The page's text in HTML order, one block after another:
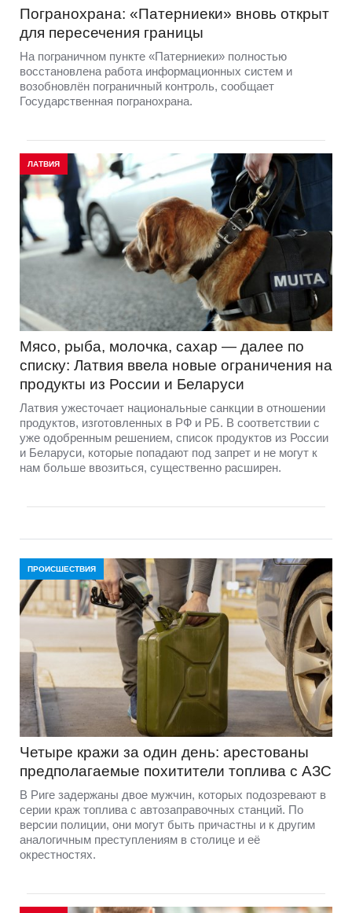
Погранохрана: «Патерниеки» вновь открыт
для пересечения границы
На пограничном пункте «Патерниеки» полностью
восстановлена работа информационных систем и
возобновлён пограничный контроль, сообщает
Государственная погранохрана.
ЛАТВИЯ
Мясо, рыба, молочка, сахар — далее по
списку: Латвия ввела новые ограничения на
продукты из России и Беларуси
Латвия ужесточает национальные санкции в отношении
продуктов, изготовленных в РФ и РБ. В соответствии с
уже одобренным решением, список продуктов из России
и Беларуси, которые попадают под запрет и не могут к
нам больше ввозиться, существенно расширен.
ПРОИСШЕСТВИЯ
Четыре кражи за один день: арестованы
предполагаемые похитители топлива с АЗС
В Риге задержаны двое мужчин, которых подозревают в
серии краж топлива с автозаправочных станций. По
версии полиции, они могут быть причастны и к другим
аналогичным преступлениям в столице и её
окрестностях.